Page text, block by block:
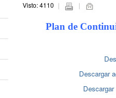
Visto: 4110
Plan de
Descargar